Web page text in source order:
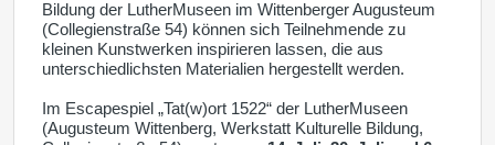
Bildung der LutherMuseen im Wittenberger Augusteum
(Collegienstraße 54) können sich Teilnehmende zu
kleinen Kunstwerken inspirieren lassen, die aus
unterschiedlichsten Materialien hergestellt werden.
Im Escapespiel „Tat(w)ort 1522“ der LutherMuseen
(Augusteum Wittenberg, Werkstatt Kulturelle Bildung,